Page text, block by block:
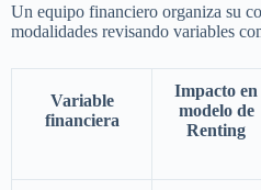
Un equipo financiero organiza su
modalidades revisando variables
Variable
financiera
Impacto en
modelo de
Renting